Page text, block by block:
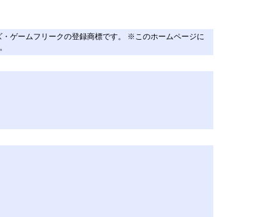
・ゲームフリークの登録商標です。 ※このホームページに